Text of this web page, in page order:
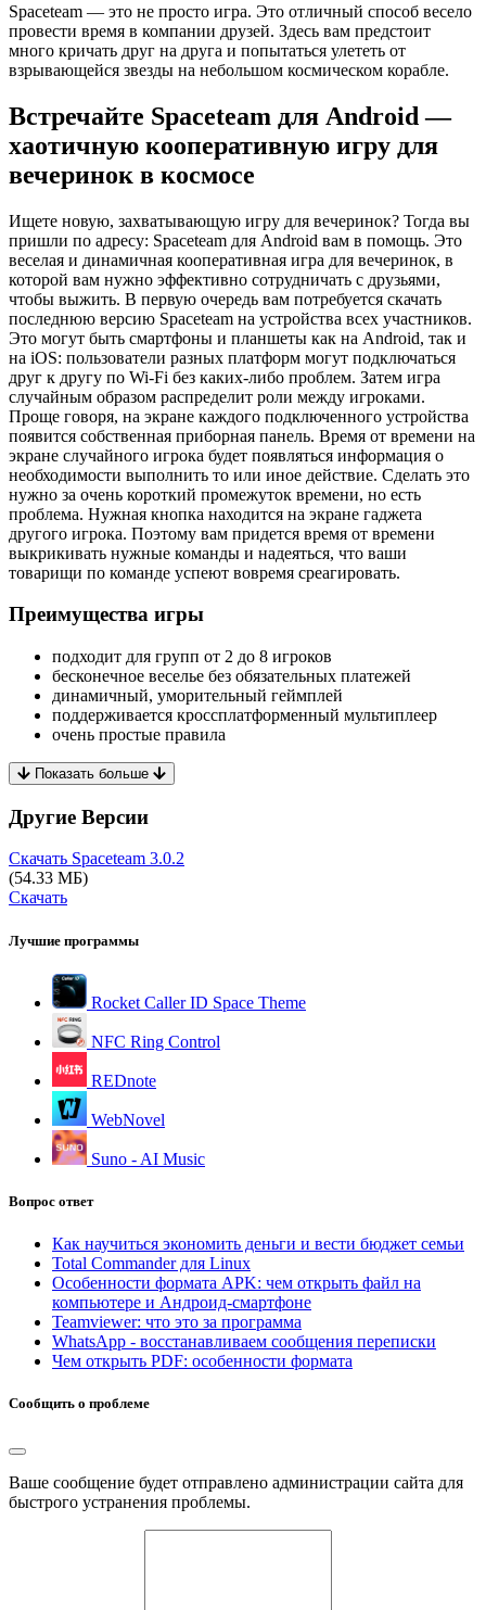
Spaceteam — это не просто игра. Это отличный способ весело
провести время в компании друзей. Здесь вам предстоит
много кричать друг на друга и попытаться улететь от
взрывающейся звезды на небольшом космическом корабле.
Встречайте Spaceteam для Android —
хаотичную кооперативную игру для
вечеринок в космосе
Ищете новую, захватывающую игру для вечеринок? Тогда вы
пришли по адресу: Spaceteam для Android вам в помощь. Это
веселая и динамичная кооперативная игра для вечеринок, в
которой вам нужно эффективно сотрудничать с друзьями,
чтобы выжить. В первую очередь вам потребуется скачать
последнюю версию Spaceteam на устройства всех участников.
Это могут быть смартфоны и планшеты как на Android, так и
на iOS: пользователи разных платформ могут подключаться
друг к другу по Wi-Fi без каких-либо проблем. Затем игра
случайным образом распределит роли между игроками.
Проще говоря, на экране каждого подключенного устройства
появится собственная приборная панель. Время от времени на
экране случайного игрока будет появляться информация о
необходимости выполнить то или иное действие. Сделать это
нужно за очень короткий промежуток времени, но есть
проблема. Нужная кнопка находится на экране гаджета
другого игрока. Поэтому вам придется время от времени
выкрикивать нужные команды и надеяться, что ваши
товарищи по команде успеют вовремя среагировать.
Преимущества игры
подходит для групп от 2 до 8 игроков
бесконечное веселье без обязательных платежей
динамичный, уморительный геймплей
поддерживается кроссплатформенный мультиплеер
очень простые правила
Показать больше
Другие Версии
Скачать Spaceteam 3.0.2
(54.33 МБ)
Скачать
Лучшие программы
Rocket Caller ID Space Theme
NFC Ring Control
REDnote
WebNovel
Suno - AI Music
Вопрос ответ
Как научиться экономить деньги и вести бюджет семьи
Total Commander для Linux
Особенности формата APK: чем открыть файл на
компьютере и Андроид-смартфоне
Teamviewer: что это за программа
WhatsApp - восстанавливаем сообщения переписки
Чем открыть PDF: особенности формата
Сообщить о проблеме
Ваше сообщение будет отправлено администрации сайта для
быстрого устранения проблемы.